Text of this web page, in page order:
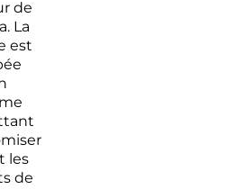
de
La
est
les
de